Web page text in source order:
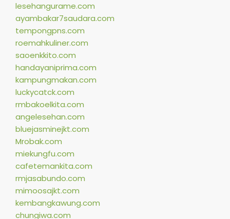
lesehangurame.com
ayambakar7saudara.com
tempongpns.com
roemahkuliner.com
saoenkkito.com
handayaniprima.com
kampungmakan.com
luckycatck.com
rmbakoelkita.com
angelesehan.com
bluejasminejkt.com
Mrobak.com
miekungfu.com
cafetemankita.com
rmjasabundo.com
mimoosajkt.com
kembangkawung.com
chungiwa.com